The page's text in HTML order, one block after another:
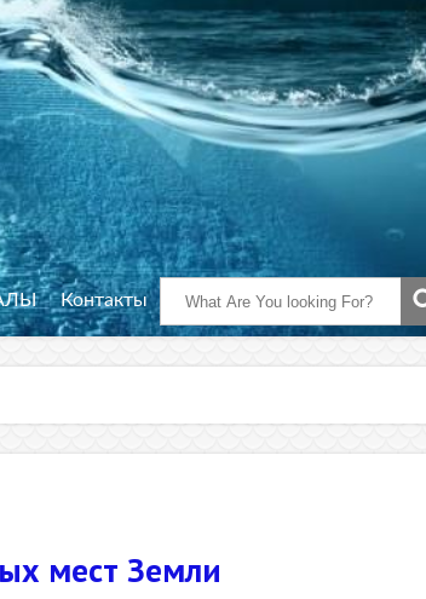
Контакты
мест Земли